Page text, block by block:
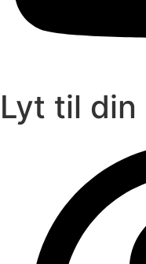
Lyt til din